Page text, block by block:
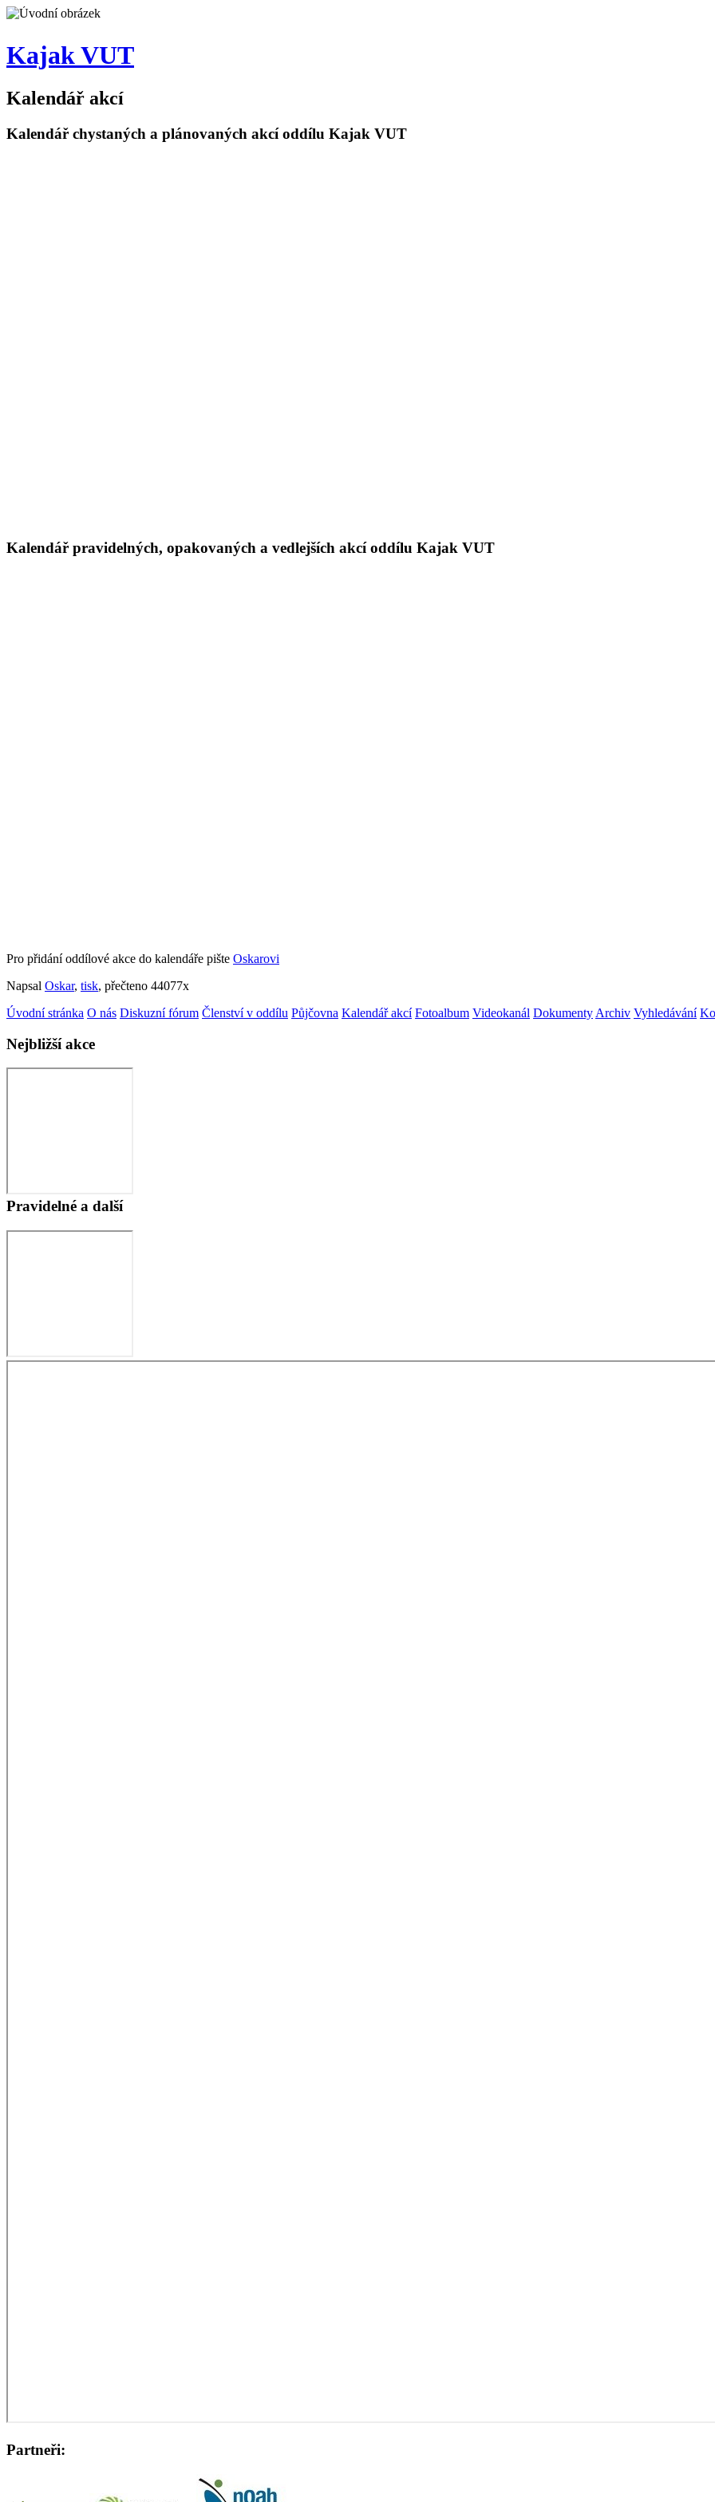
Kajak VUT
Kalendář akcí
Kalendář chystaných a plánovaných akcí oddílu Kajak VUT
Kalendář pravidelných, opakovaných a vedlejších akcí oddílu Kajak VUT
Pro přidání oddílové akce do kalendáře pište Oskarovi
Napsal Oskar, tisk, přečteno 44077x
Úvodní stránka O nás Diskuzní fórum Členství v oddílu Půjčovna Kalendář akcí Fotoalbum Videokanál Dokumenty Archiv Vyhledávání
Nejbližší akce
Pravidelné a další
Partneři: